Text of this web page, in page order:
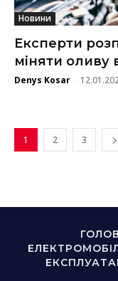
Новини
Експерти
міняти оливу
Denys Kosar -
1 2 3